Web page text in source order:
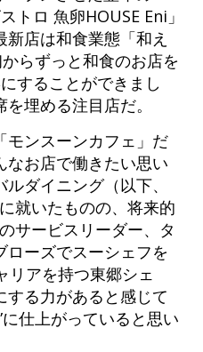
トロ 魚卵HOUSE Eni」
店は和食業態「和え
らずっと和食のお店を
することができまし
埋める注目店だ。
モンスーンカフェ」だ
なお店で働きたい思い
ダイニング（以下、
就いたものの、将来的
サービスリーダー、タ
ーズでスーシェフを
リアを持つ東郷シェ
る力があると感じて
仕上がっていると思い